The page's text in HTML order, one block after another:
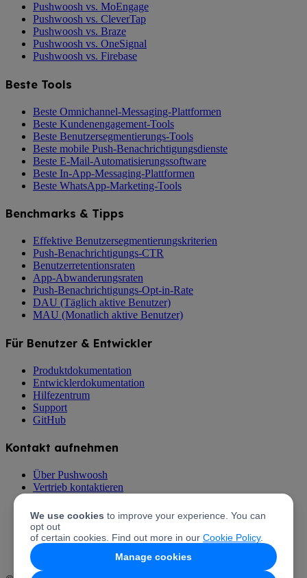
Pushwoosh vs. MoEngage
Pushwoosh vs. CleverTap
Pushwoosh vs. Braze
Pushwoosh vs. OneSignal
Pushwoosh vs. Firebase
Beste Tools
Beste Omnichannel-Messaging-Plattformen
Beste Kundenengagement-Tools
Beste Benutzersegmentierungs-Tools
Beste mobile Push-Benachrichtigungsdienste
Beste E-Mail-Automatisierungssoftware
Beste In-App-Messaging-Plattformen
Beste WhatsApp-Marketing-Tools
Benchmarks & Tipps
Effektive Benutzersegmentierungskriterien
Push-Benachrichtigungs-CTR
Benutzerretentionsraten
App-Abwanderungsraten
Push-Benachrichtigungs-Opt-in-Rate
DAU (Täglich aktive Benutzer)
MAU (Monatlich aktive Benutzer)
Für Benutzer & Entwickler
Produktdokumentation
Entwicklerdokumentation
Hilfezentrum
Support
GitHub
Kontakt aufnehmen
Über Pushwoosh
Vertrieb kontaktieren
Preise
Partner von Pushwoosh werden
Pushwoosh Partnerprogramm
We use cookies to improve your experience. You can
opt out
of certain cookies. Find out more in our Cookie Policy.
Manage cookies